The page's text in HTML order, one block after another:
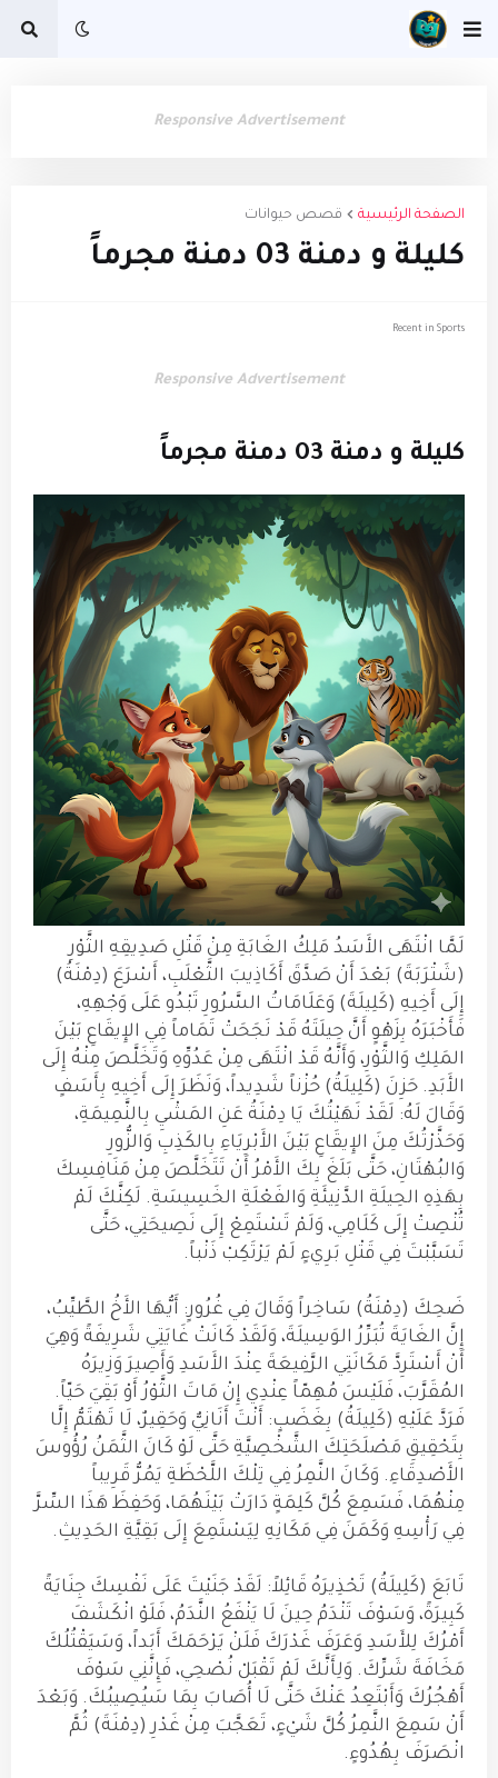
Responsive Advertisement
الصفحة الرئيسية قصص حيوانات
كليلة و دمنة 03 دمنة مجرماً
Recent in Sports
Responsive Advertisement
كليلة و دمنة 03 دمنة مجرماً
لَمَّا انْتَهَى الأَسَدُ مَلِكُ الغَابَةِ مِنْ قَتْلِ صَدِيقِهِ الثَّوْرِ
(شَتْرَبَةَ) بَعْدَ أَنْ صَدَّقَ أَكَاذِيبَ الثَّعْلَبِ، أَسْرَعَ (دِمْنَةُ)
إِلَى أَخِيهِ (كَلِيلَةَ) وَعَلَامَاتُ السَّرُورِ تَبْدُو عَلَى وَجْهِهِ،
فَأَخْبَرَهُ بِزَهْوٍ أَنَّ حِيلَتَهُ قَدْ نَجَحَتْ تَمَاماً فِي الإِيقَاعِ بَيْنَ
المَلِكِ وَالثَّوْرِ، وَأَنَّهُ قَدْ انْتَهَى مِنْ عَدُوِّهِ وَتَخَلَّصَ مِنْهُ إِلَى
الأَبَدِ. حَزِنَ (كَلِيلَةُ) حُزْناً شَدِيداً، وَنَظَرَ إِلَى أَخِيهِ بِأَسَفٍ
وَقَالَ لَهُ: لَقَدْ نَهَيْتُكَ يَا دِمْنَةُ عَنِ المَشْيِ بِالنَّمِيمَةِ،
وَحَذَّرْتُكَ مِنَ الإِيقَاعِ بَيْنَ الأَبْرِيَاءِ بِالكَذِبِ وَالزُّورِ
وَالبُهْتَانِ، حَتَّى بَلَغَ بِكَ الأَمْرُ أَنْ تَتَخَلَّصَ مِنْ مَنَافِسِكَ
بِهَذِهِ الحِيلَةِ الدَّنِيئَةِ وَالفَعْلَةِ الخَسِيسَةِ. لَكِنَّكَ لَمْ
تُنْصِتْ إِلَى كَلَامِي، وَلَمْ تَسْتَمِعْ إِلَى نَصِيحَتِي، حَتَّى
تَسَبَّبْتَ فِي قَتْلِ بَرِيءٍ لَمْ يَرْتَكِبْ ذَنْباً.
ضَحِكَ (دِمْنَةُ) سَاخِراً وَقَالَ فِي غُرُورٍ: أَيُّهَا الأَخُ الطَّيِّبُ،
إِنَّ الغَايَةَ تُبَرِّرُ الوَسِيلَةَ، وَلَقَدْ كَانَتْ غَايَتِي شَرِيفَةً وَهِيَ
أَنْ أَسْتَرِدَّ مَكَانَتِي الرَّفِيعَةَ عِنْدَ الأَسَدِ وَأَصِيرَ وَزِيرَهُ
المُقَرَّبَ، فَلَيْسَ مُهِمّاً عِنْدِي إِنْ مَاتَ الثَّوْرُ أَوْ بَقِيَ حَيّاً.
فَرَدَّ عَلَيْهِ (كَلِيلَةُ) بِغَضَبٍ: أَنْتَ أَنَانِيٌّ وَحَقِيرٌ، لَا تَهْتَمُّ إِلَّا
بِتَحْقِيقِ مَصْلَحَتِكَ الشَّخْصِيَّةِ حَتَّى لَوْ كَانَ الثَّمَنُ رُؤُوسَ
الأَصْدِقَاءِ. وَكَانَ النَّمِرُ فِي تِلْكَ اللَّحْظَةِ يَمُرُّ قَرِيباً
مِنْهُمَا، فَسَمِعَ كُلَّ كَلِمَةٍ دَارَتْ بَيْنَهُمَا، وَحَفِظَ هَذَا السِّرَّ
فِي رَأْسِهِ وَكَمَنَ فِي مَكَانِهِ لِيَسْتَمِعَ إِلَى بَقِيَّةِ الحَدِيثِ.
تَابَعَ (كَلِيلَةُ) تَحْذِيرَهُ قَائِلاً: لَقَدْ جَنَيْتَ عَلَى نَفْسِكَ جِنَايَةً
كَبِيرَةً، وَسَوْفَ تَنْدَمُ حِينَ لَا يَنْفَعُ النَّدَمُ، فَلَوْ انْكَشَفَ
أَمْرُكَ لِلأَسَدِ وَعَرَفَ غَدْرَكَ فَلَنْ يَرْحَمَكَ أَبَداً، وَسَيَقْتُلُكَ
مَخَافَةَ شَرِّكَ. وَلِأَنَّكَ لَمْ تَقْبَلْ نُصْحِي، فَإِنَّنِي سَوْفَ
أَهْجُرُكَ وَأَبْتَعِدُ عَنْكَ حَتَّى لَا أُصَابَ بِمَا سَيُصِيبُكَ. وَبَعْدَ
أَنْ سَمِعَ النَّمِرُ كُلَّ شَيْءٍ، تَعَجَّبَ مِنْ غَدْرِ (دِمْنَةَ) ثُمَّ
انْصَرَفَ بِهُدُوءٍ.